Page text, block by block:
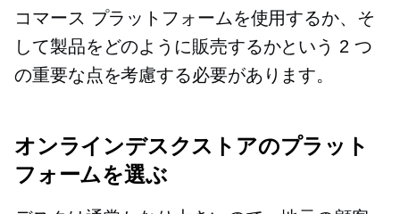
コマース プラットフォームを使用するか、そ
して製品をどのように販売するかという 2 つ
の重要な点を考慮する必要があります。
オンラインデスクストアのプラット
フォームを選ぶ